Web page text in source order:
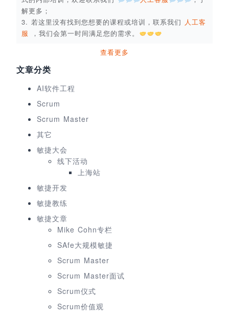
解更多；
3. 若这里没有找到您想要的课程或培训，联系我们 人工客
服
，我们会第一时间满足您的需求。
查看更多
文章分类
AI软件工程
Scrum
Scrum Master
其它
敏捷大会
线下活动
上海站
敏捷开发
敏捷教练
敏捷文章
Mike Cohn专栏
SAfe大规模敏捷
Scrum Master
Scrum Master面试
Scrum仪式
Scrum价值观